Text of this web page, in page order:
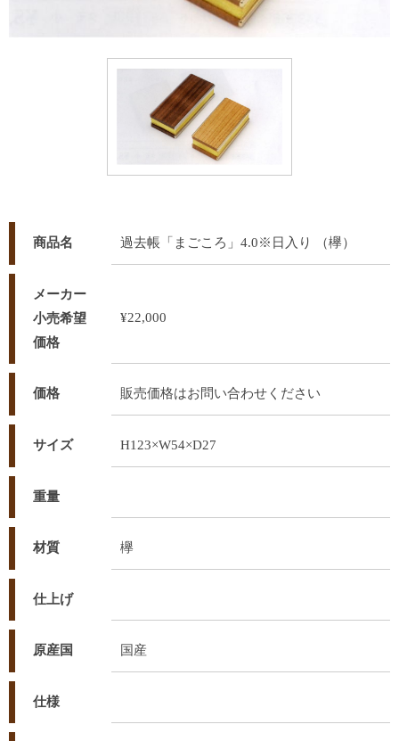
商品名 過去帳「まごころ」4.0※日入り （欅）
メーカー
小売希望
価格
¥22,000
価格 販売価格はお問い合わせください
サイズ H123×W54×D27
重量
材質 欅
仕上げ
原産国 国産
仕様